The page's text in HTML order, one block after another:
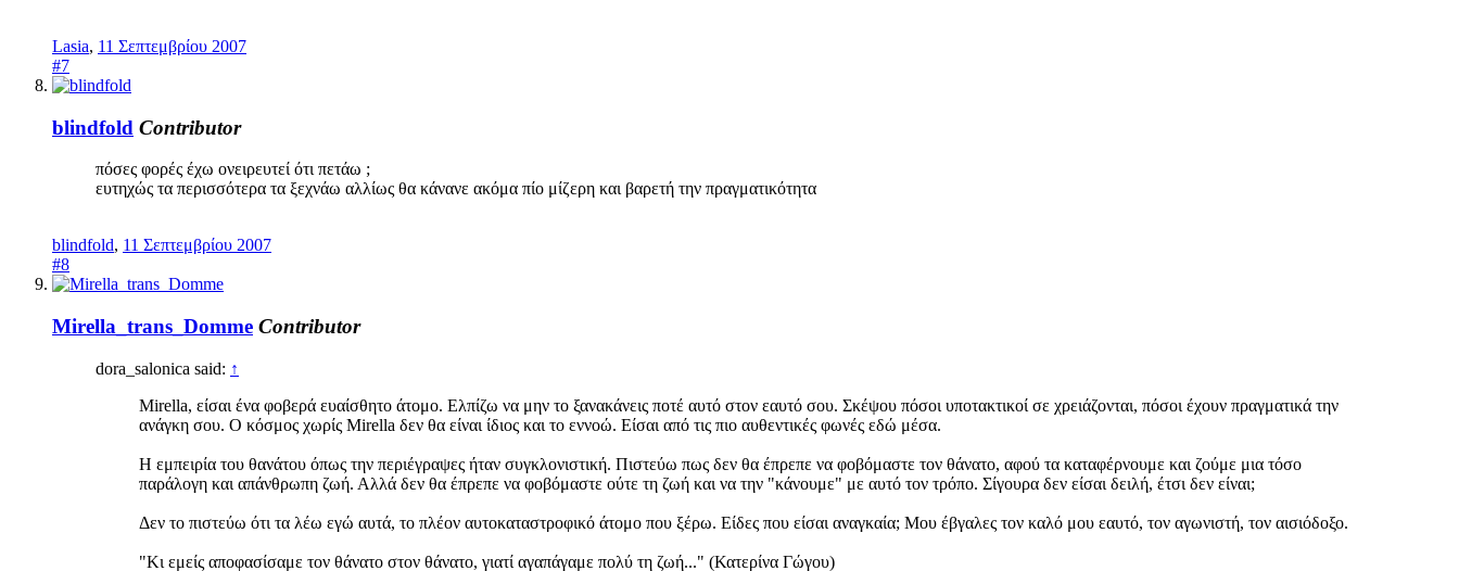
Lasia, 11 Σεπτεμβρίου 2007
#7
blindfold Contributor
πόσες φορές έχω ονειρευτεί ότι πετάω ;
ευτηχώς τα περισσότερα τα ξεχνάω αλλίως θα κάνανε ακόμα πίο μίζερη και βαρετή την πραγματικότητα
blindfold, 11 Σεπτεμβρίου 2007
#8
Mirella_trans_Domme Contributor
dora_salonica said: ↑
Mirella, είσαι ένα φοβερά ευαίσθητο άτομο. Ελπίζω να μην το ξανακάνεις ποτέ αυτό στον εαυτό σου. Σκέψου πόσοι υποτακτικοί σε χρειάζονται, πόσοι έχουν πραγματικά την
ανάγκη σου. Ο κόσμος χωρίς Mirella δεν θα είναι ίδιος και το εννοώ. Είσαι από τις πιο αυθεντικές φωνές εδώ μέσα.
Η εμπειρία του θανάτου όπως την περιέγραψες ήταν συγκλονιστική. Πιστεύω πως δεν θα έπρεπε να φοβόμαστε τον θάνατο, αφού τα καταφέρνουμε και ζούμε μια τόσο
παράλογη και απάνθρωπη ζωή. Αλλά δεν θα έπρεπε να φοβόμαστε ούτε τη ζωή και να την "κάνουμε" με αυτό τον τρόπο. Σίγουρα δεν είσαι δειλή, έτσι δεν είναι;
Δεν το πιστεύω ότι τα λέω εγώ αυτά, το πλέον αυτοκαταστροφικό άτομο που ξέρω. Είδες που είσαι αναγκαία; Μου έβγαλες τον καλό μου εαυτό, τον αγωνιστή, τον αισιόδοξο.
"Κι εμείς αποφασίσαμε τον θάνατο στον θάνατο, γιατί αγαπάγαμε πολύ τη ζωή..." (Κατερίνα Γώγου)